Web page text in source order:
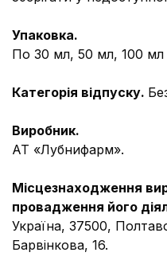
Упаковка.
По 30 мл, 50 мл, 100 мл
Категорія відпуску.
Виробник.
АТ «Лубнифарм».
Місцезнаходження
провадження його
Україна, 37500,
Барвінкова, 16.